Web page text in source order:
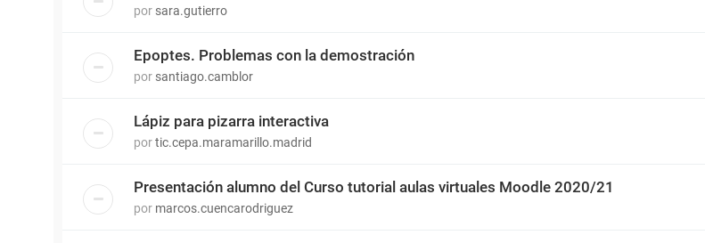
por sara.gutierro
Epoptes. Problemas con la demostración
por santiago.camblor
Lápiz para pizarra interactiva
portic.cepa.maramarillo.madrid
Presentación alumno del Curso tutorial aulas virtuales Moodle 2020/21
por marcos.cuencarodriguez